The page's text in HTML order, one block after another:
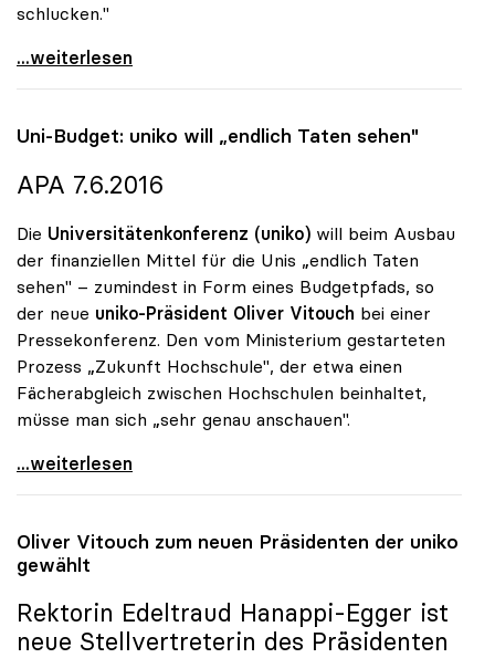
schlucken."
Bankenabgabe - Rektoren beklagen „extrem bittere
...weiterlesen
Uni-Budget: uniko will „endlich Taten sehen"
APA 7.6.2016
Die Universitätenkonferenz (uniko) will beim Ausbau
der finanziellen Mittel für die Unis „endlich Taten
sehen" – zumindest in Form eines Budgetpfads, so
der neue uniko-Präsident Oliver Vitouch bei einer
Pressekonferenz. Den vom Ministerium gestarteten
Prozess „Zukunft Hochschule", der etwa einen
Fächerabgleich zwischen Hochschulen beinhaltet,
müsse man sich „sehr genau anschauen".
Uni-Budget: uniko will „endlich Taten sehen\"
...weiterlesen
Oliver Vitouch zum neuen Präsidenten der uniko
gewählt
Rektorin Edeltraud Hanappi-Egger ist
neue Stellvertreterin des Präsidenten